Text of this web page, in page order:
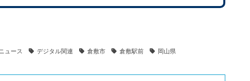
ュース デジタル関連 倉敷市 倉敷駅前 岡山県